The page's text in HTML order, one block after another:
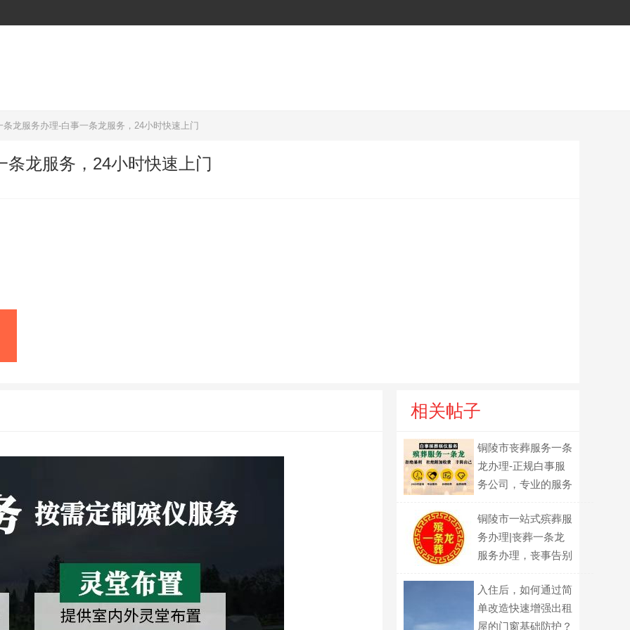
条龙服务办理-白事一条龙服务，24小时快速上门
龙服务，24小时快速上门
相关帖子
铜陵市丧葬服务一条
龙办理-正规白事服
务公司，专业的服务
铜陵市一站式殡葬服
务办理|丧葬一条龙
服务办理，丧事告别
入住后，如何通过简
单改造快速增强出租
屋的门窗基础防护？